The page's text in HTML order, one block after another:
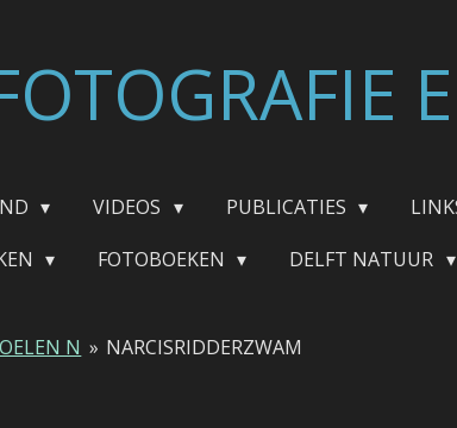
VIDEOS PUBLICATIES
FOTOBOEKEN DELFT NATUUR
N » NARCISRIDDERZWAM